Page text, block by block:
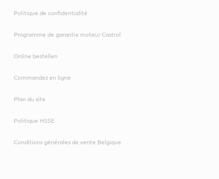
Politique de confidentialité
Programme de garantie moteur Castrol
Online bestellen
Commandez en ligne
Plan du site
Politique HSSE
Conditions générales de vente Belgique